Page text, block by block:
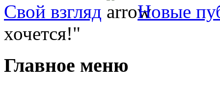
Свой взгляд
Новые
хочется!"
Главное меню